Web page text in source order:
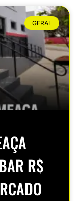
GERAL
R$